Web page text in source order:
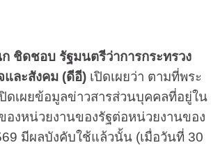
ชิดชอบ รัฐมนตรีว่าการกระทรวง
และสังคม (ดีอี)เปิดเผยว่า ตามที่พระ
ดเผยข้อมูลข่าวสารส่วนบุคคลที่อยู่ใน
งหน่วยงานของรัฐต่อหน่วยงานของ
มีผลบังคับใช้แล้วนั้น (เมื่อวันที่ 30